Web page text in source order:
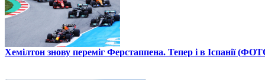
Хемілтон знову переміг Ферстаппена. Тепер і в Іспанії